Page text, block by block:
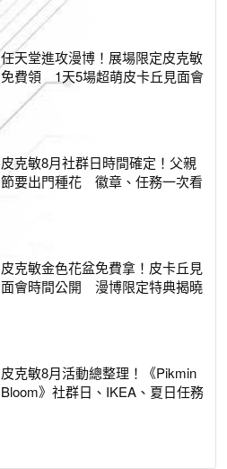
任天堂進攻漫博！展場限定皮克敏
免費領 1天5場超萌皮卡丘見面會
皮克敏8月社群日時間確定！父親
節要出門種花 徽章、任務一次看
皮克敏金色花盆免費拿！皮卡丘見
面會時間公開 漫博限定特典揭曉
皮克敏8月活動總整理！《Pikmin
Bloom》社群日、IKEA、夏日任務